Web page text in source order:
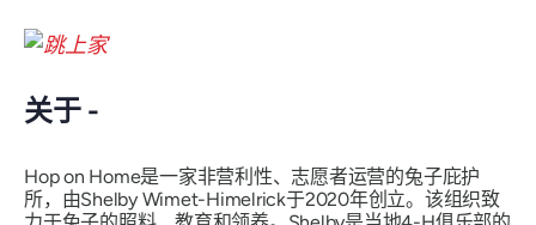
关于 -
Hop on Home是一家非营利性、志愿者运营的兔子庇护
所，由Shelby Wimet-Himelrick于2020年创立。该组织致